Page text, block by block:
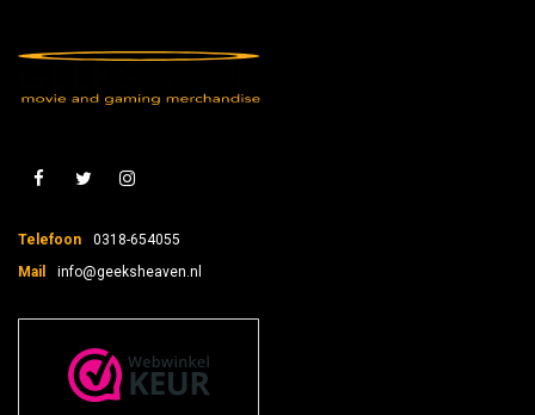
Telefoon
0318-654055
Mail
info@geeksheaven.nl